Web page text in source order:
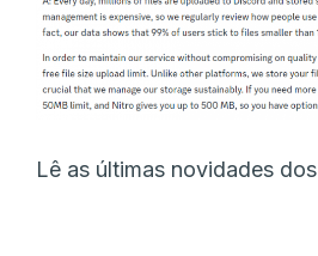
Lê as últimas novidades dos